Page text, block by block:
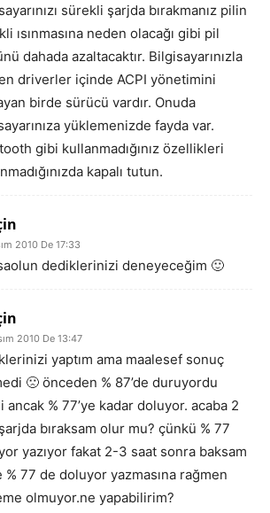
sürekli şarjda bırakmanız pilin
ısınmasına neden olacağı gibi pil
dahada azaltacaktır. Bilgisayarınızla
driverler içinde ACPI yönetimini
birde sürücü vardır. Onuda
yüklemenizde fayda var.
gibi kullanmadığınız özellikleri
kapalı tutun.
2010 De 17:33
dediklerinizi deneyeceğim 🙂
2010 De 13:47
yaptım ama maalesef sonuç
🙁 önceden % 87’de duruyordu
ancak % 77’ye kadar doluyor. acaba 2
bıraksam olur mu? çünkü % 77
yazıyor fakat 2-3 saat sonra baksam
% 77 de doluyor yazmasına rağmen
olmuyor.ne yapabilirim?